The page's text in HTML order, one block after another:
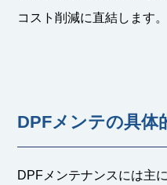
コスト削減に直結します。
DPFメンテの具体
DPFメンテナンスには主